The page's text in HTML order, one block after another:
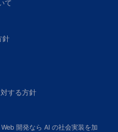
て
針
する方針
開発なら AI の社会実装を加